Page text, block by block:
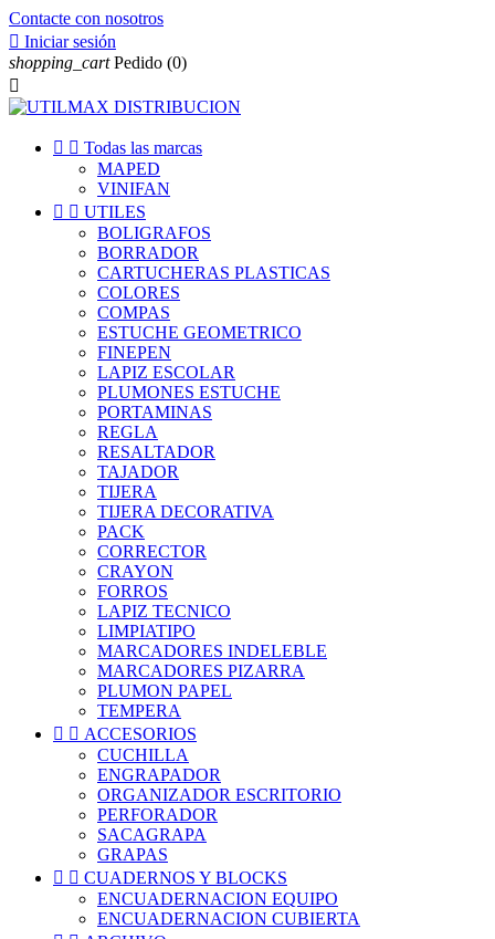
Contacte con nosotros
 Iniciar sesión
shopping_cart Pedido (0)

  Todas las marcas
MAPED
VINIFAN
  UTILES
BOLIGRAFOS
BORRADOR
CARTUCHERAS PLASTICAS
COLORES
COMPAS
ESTUCHE GEOMETRICO
FINEPEN
LAPIZ ESCOLAR
PLUMONES ESTUCHE
PORTAMINAS
REGLA
RESALTADOR
TAJADOR
TIJERA
TIJERA DECORATIVA
PACK
CORRECTOR
CRAYON
FORROS
LAPIZ TECNICO
LIMPIATIPO
MARCADORES INDELEBLE
MARCADORES PIZARRA
PLUMON PAPEL
TEMPERA
  ACCESORIOS
CUCHILLA
ENGRAPADOR
ORGANIZADOR ESCRITORIO
PERFORADOR
SACAGRAPA
GRAPAS
  CUADERNOS Y BLOCKS
ENCUADERNACION EQUIPO
ENCUADERNACION CUBIERTA